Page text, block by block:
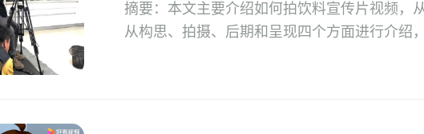
摘要：本文主要介绍如何拍饮料宣传片视频，
从构思、拍摄、后期和呈现四个方面进行介绍